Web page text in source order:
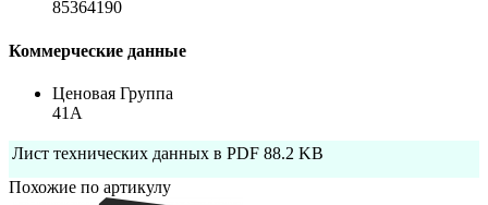
85364190
Коммерческие данные
Ценовая Группа
41A
Лист технических данных в PDF 88.2 KB
Похожие по артикулу